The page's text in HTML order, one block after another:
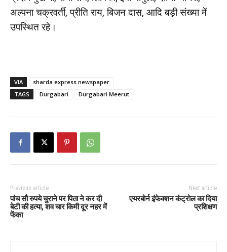
अल्पना चक्रवर्ती, प्रीति राय, बिजन दास, आदि बड़ी संख्या में
उपस्थित रहे।
VIA
sharda express newspaper
TAGS
Durgabari Durgabari Meerut
Previous article
पांच सौ रुपये चुराने पर पिता ने कर दी
बेटी की हत्या, शव चार किमी दूर नहर में
फेंका
Next article
एयरबोर्न इंफेक्शन कंट्रोल का दिया
प्रशिक्षण